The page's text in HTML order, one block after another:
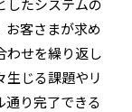
したシステムの
お客さまが求め
わせを繰り返し
生じる課題やリ
通り完了できる